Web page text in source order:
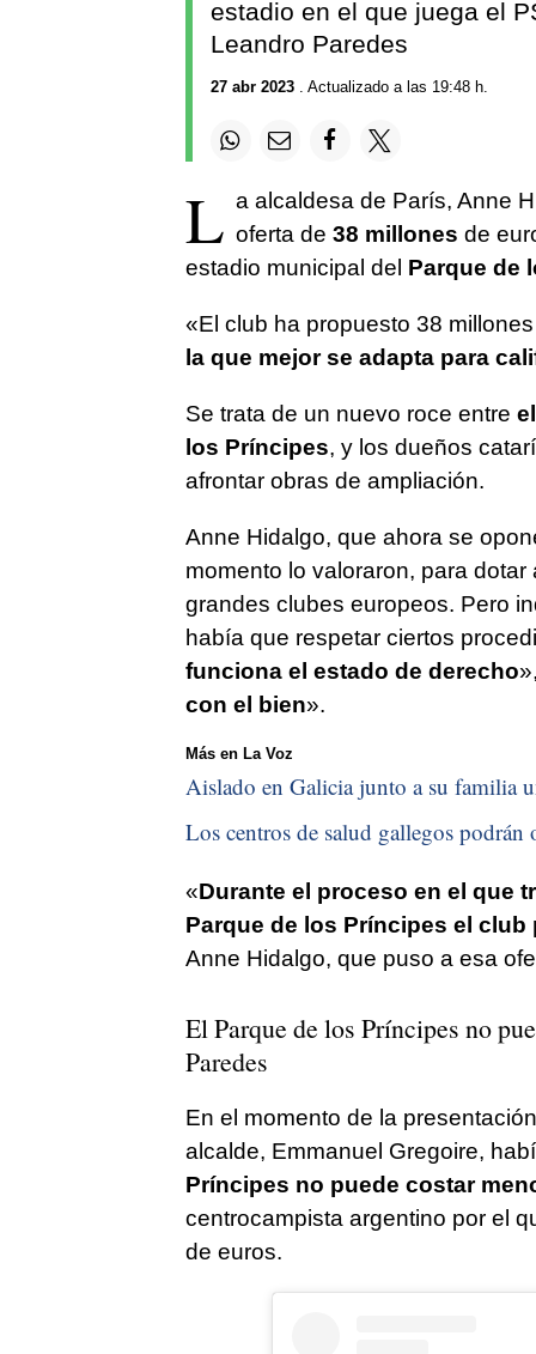
estadio en el que juega el
Leandro Paredes
27 abr 2023. Actualizado a las 19:48 h.
L a alcaldesa de París, Anne
oferta de 38 millones de
estadio municipal del Parque de
«El club ha propuesto 38
la que mejor se adapta para
Se trata de un nuevo roce entre
los Príncipes, y los dueños
afrontar obras de ampliación.
Anne Hidalgo, que ahora se
momento lo valoraron, para
grandes clubes europeos. Pero
había que respetar ciertos
funciona el estado de derecho
con el bien».
Más en La Voz
Aislado en Galicia junto a su familia
Los centros de salud gallegos podrán
«Durante el proceso en el que
Parque de los Príncipes el
Anne Hidalgo, que puso a esa
El Parque de los Príncipes no
Paredes
En el momento de la
alcalde, Emmanuel Gregoire,
Príncipes no puede costar
centrocampista argentino por el
de euros.